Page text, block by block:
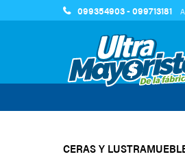
099354903 - 099713181
CERAS Y